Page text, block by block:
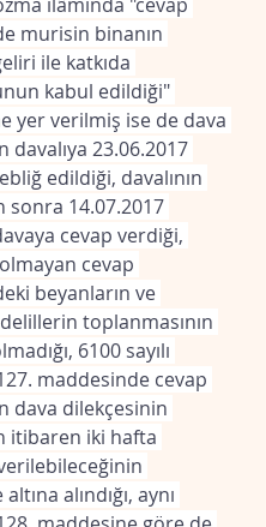
murisin binanın
ile katkıda
kabul edildiği"
yer verilmiş ise de dava
davalıya 23.06.2017
edildiği, davalının
sonra 14.07.2017
cevap verdiği,
cevap
beyanların ve
toplanmasının
6100 sayılı
maddesinde cevap
dava dilekçesinin
itibaren iki hafta
alındığı, aynı